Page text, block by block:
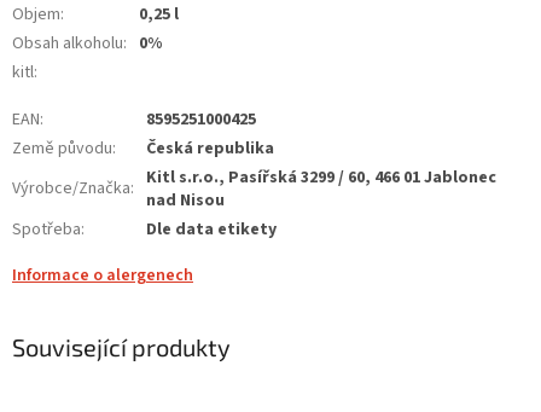
Objem:
0,25 l
Obsah alkoholu: 0%
kitl:
EAN:
8595251000425
Země původu:
Česká republika
Výrobce/Značka: Kitl s.r.o., Pasířská 3299 / 60, 466 01 Jablonec
nad Nisou
Spotřeba:
Dle data etikety
Informace o alergenech
Související produkty